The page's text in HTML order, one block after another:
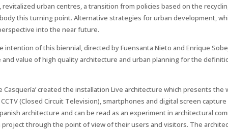
urban centres, a transition from policies based on the
this turning point. Alternative strategies for urban development,
into the near future.
intention of this biennial, directed by Fuensanta Nieto and Enrique
value of high quality architecture and urban planning for the
Casquería’ created the installation Live architecture which presents
(Closed Circuit Television), smartphones and digital screen
architecture and can be read as an experiment in architectural
through the point of view of their users and visitors. The